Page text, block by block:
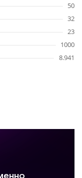
50
32
23
1000
8.941